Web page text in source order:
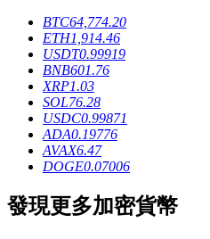
借貸寶
借貸數字貨幣，及時且安
BTC64,774.20
ETH1,914.46
USDT0.99919
BNB601.76
XRP1.03
SOL76.28
USDC0.99871
ADA0.19776
AVAX6.47
DOGE0.07006
發現更多加密貨幣